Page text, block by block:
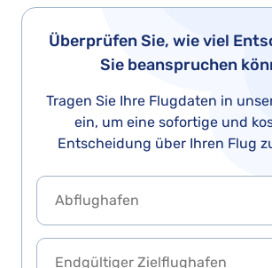
Überprüfen Sie, wie viel
Sie beanspruchen
Tragen Sie Ihre Flugdaten in
ein, um eine sofortige und
Entscheidung über Ihren Flug